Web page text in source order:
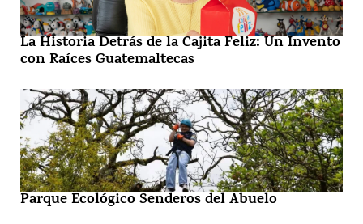
La Historia Detrás de la Cajita Feliz: Un Invento
con Raíces Guatemaltecas
Parque Ecológico Senderos del Abuelo